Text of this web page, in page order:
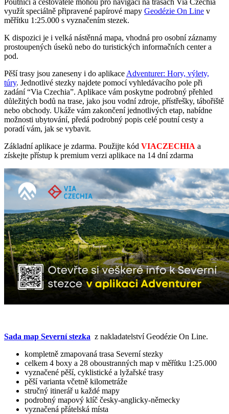
využít speciálně připravené papírové mapy Geodézie On Line v
měřítku 1:25.000 s vyznačením stezek.
K dispozici je i velká nástěnná mapa, vhodná pro osobní záznamy
prostoupených úseků nebo do turistických informačních center a
pod.
Pěší trasy jsou zaneseny i do aplikace Adventurer: Hory, výlety,
túry. Jednotlivé stezky najdete pomocí vyhledávacího pole při
zadání “Via Czechia”. Aplikace vám poskytne podrobný přehled
důležitých bodů na trase, jako jsou vodní zdroje, přístřešky, tábořiště
nebo obchody. Ukáže vám zakončení jednotlivých etap, nabídne
možnosti ubytování, předá podrobný popis celé poutní cesty a
poradí vám, jak se vybavit.
Základní aplikace je zdarma. Použijte kód VIACZECHIA a
získejte přístup k premium verzi aplikace na 14 dní zdarma
Sada map Severní stezka z nakladatelství Geodézie On Line.
kompletně zmapovaná trasa Severní stezky
celkem 4 boxy a 28 oboustranných map v měřítku 1:25.000
vyznačené pěší, cyklistické a lyžařské trasy
pěší varianta včetně kilometráže
stručný itinerář u každé mapy
podrobný mapový klíč česky-anglicky-německy
vyznačená přátelská místa